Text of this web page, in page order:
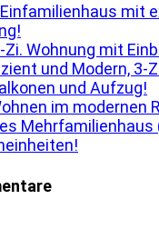
mit
Zi. Wohnung mit
und Modern, 3-
und Aufzug!
im modernen
Mehrfamilienhaus